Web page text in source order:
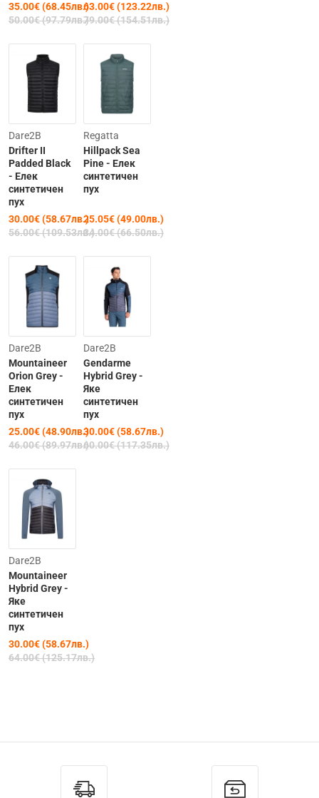
35.00€ (68.45лв.)
50.00€ (97.79лв.)
63.00€ (123.22лв.)
79.00€ (154.51лв.)
Clearance
Dare2B
Drifter II
Padded Black
- Елек
синтетичен
пух
30.00€ (58.67лв.)
56.00€ (109.53лв.)
Regatta
Hillpack Sea
Pine - Елек
синтетичен
пух
25.05€ (49.00лв.)
34.00€ (66.50лв.)
Clearance
-46%
Dare2B
Mountaineer
Orion Grey -
Елек
синтетичен
пух
25.00€ (48.90лв.)
46.00€ (89.97лв.)
Clearance
-50%
Dare2B
Gendarme
Hybrid Grey -
Яке
синтетичен
пух
30.00€ (58.67лв.)
60.00€ (117.35лв.)
Clearance
-53%
Dare2B
Mountaineer
Hybrid Grey -
Яке
синтетичен
пух
30.00€ (58.67лв.)
64.00€ (125.17лв.)